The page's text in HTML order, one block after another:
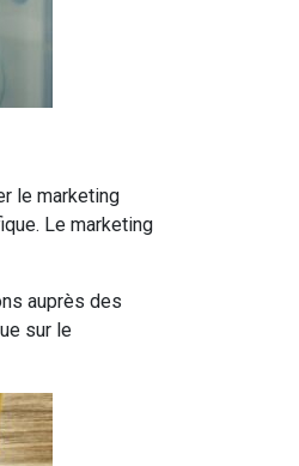
le marketing
Le marketing
auprès des
sur le